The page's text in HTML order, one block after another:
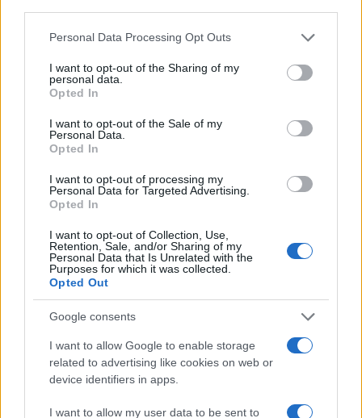
Please note that this website/app uses one or more Google
not limited to your visit or usage behaviour. You may click to
grant or deny consent to Google and its third-party tags to
use your data for below specified purposes in below Google
consent section.
Personal Data Processing Opt Outs
I want to opt-out of the Sharing of my
personal data.
Opted In
I want to opt-out of the Sale of my
Personal Data.
Opted In
I want to opt-out of processing my
Personal Data for Targeted Advertising.
Opted In
I want to opt-out of Collection, Use,
Retention, Sale, and/or Sharing of my
Personal Data that Is Unrelated with the
Purposes for which it was collected.
Opted Out
Google consents
I want to allow Google to enable storage
related to advertising like cookies on web or
device identifiers in apps.
I want to allow my user data to be sent to
VW: Η δύσκολη εξίσωση
της αναδιάρθρωσης
δεικτών FTSE4Good
άνοιξε τις πύλες του σε όλους
ESG Report 2025: Πώς η ΑΒ Βασιλόπουλος μετατρέπει τη
βιωσιμότητα σε καθημερινή πράξη